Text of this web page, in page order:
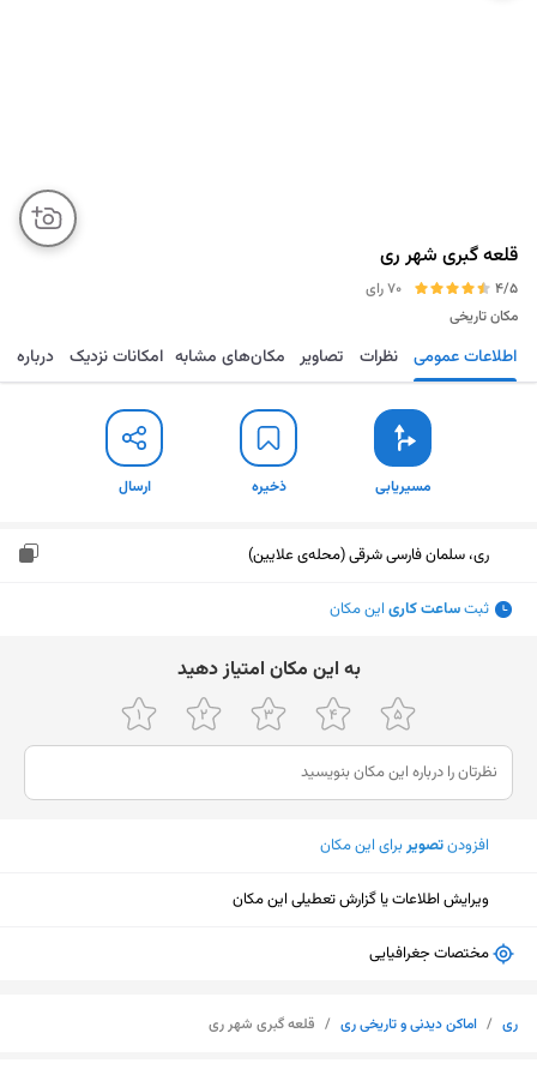
قلعه گبری شهر ری
4/5
70 رای
مکان تاریخی
مسیریابی ذخیره ارسال توضیح مختصر اطلاعات عمومی نظرات تصاویر مکان‌های مشابه امکانات نزدیک درباره
مسیریابی ذخیره ارسال
ری، سلمان فارسی شرقی (محله‌ی علایین)
ثبتساعت کاری این مکان
ﺑﻪ اﯾﻦ ﻣﮑﺎن اﻣﺘﯿﺎز دﻫﯿﺪ
افزودنتصویربرای این مکان
ویرایش اطلاعات یا گزارش تعطیلی این مکان
مختصات جغرافیایی
ری / اماکن دیدنی و تاریخی ری / قلعه گبری شهر ری